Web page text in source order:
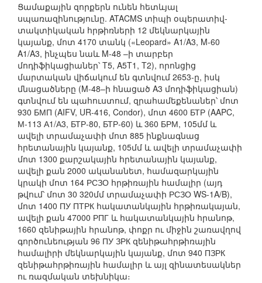
Ցամաքային զորքերն ունեն հետևյալ
սպառազինությունը. ATACMS տիպի օպերատիվ-
տակտիկական հրթիռների 12 մեկնարկային
կայանք, մոտ 4170 տանկ («Leopard» A1/A3, M-60
A1/A3, ինչպես նաև M-48 –ի տարբեր
մոդիֆիկացիաներ՝ T5, A5T1, T2), որոնցից
մարտական վիճակում են գտնվում 2653-ը, իսկ
մնացածները (M-48–ի հնացած A3 մոդիֆիկացիան)
գտնվում են պահուստում, զրահամեքենաներ՝ մոտ
930 БМП (AIFV, UR-416, Condor), մոտ 4600 БТР (AAPC,
М-113 А1/А3, БТР-80, БТР-60) և 360 БРМ, 105մմ և
ավելի տրամաչափի մոտ 885 ինքնագնաց
հրետանային կայանք, 105մմ և ավելի տրամաչափի
մոտ 1300 քարշակային հրետանային կայանք,
ավելի քան 2000 ականանետ, համազարկային
կրակի մոտ 164 РСЗО հրթիռային համալիր (այդ
թվում՝ մոտ 30 320մմ տրամաչափի РСЗО WS-1A/B),
մոտ 1400 ПУ ПТРК հակատանկային հրթիռակայան,
ավելի քան 47000 РПГ և հակատանկային հրանոթ,
1660 զենիթային հրանոթ, փոքր ու միջին շառավղով
գործունեության 96 ПУ ЗРК զենիթահրթիռային
համալիրի մեկնարկային կայանք, մոտ 940 ПЗРК
զենիթահրթիռային համալիր և այլ զինատեսակներ
ու ռազմական տեխնիկա։